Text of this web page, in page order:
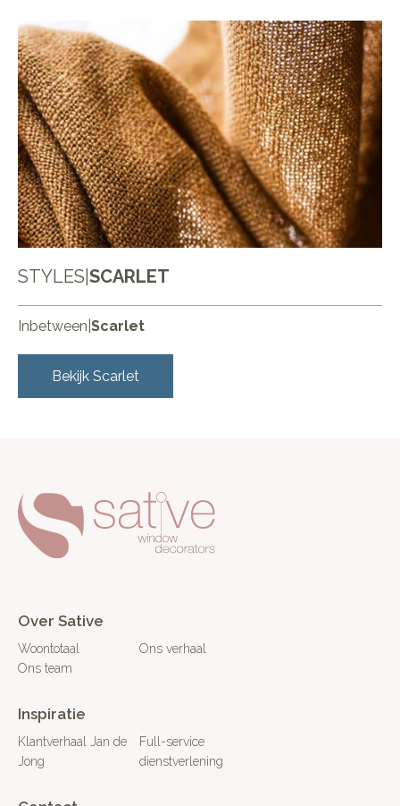
STYLES SCARLET
Inbetween Scarlet
Bekijk Scarlet
Over Sative
Woontotaal
Ons verhaal
Ons team
Inspiratie
Klantverhaal Jan de
Jong
Full-service
dienstverlening